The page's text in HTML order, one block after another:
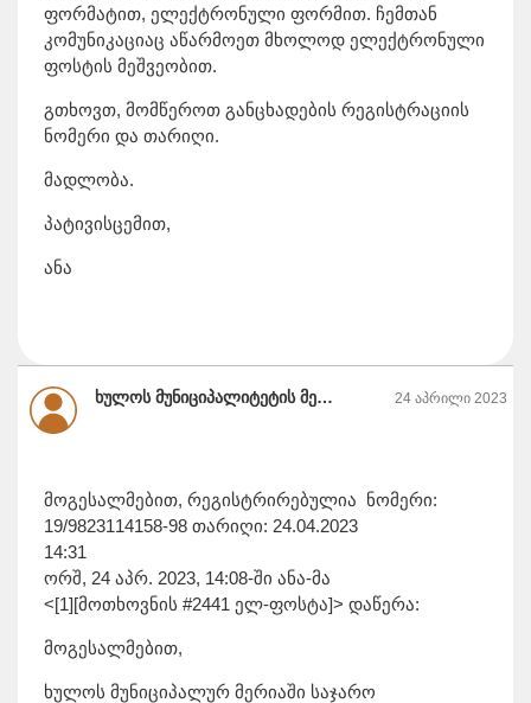
ფორმატით, ელექტრონული ფორმით. ჩემთან
კომუნიკაციაც აწარმოეთ მხოლოდ ელექტრონული
ფოსტის მეშვეობით.
გთხოვთ, მომწეროთ განცხადების რეგისტრაციის
ნომერი და თარიღი.
მადლობა.
პატივისცემით,
ანა
ხულოს მუნიციპალიტეტის მერია 24 აპრილი 2023
მოგესალმებით, რეგისტრირებულია ნომერი:
19/9823114158-98 თარიღი: 24.04.2023
14:31
ორშ, 24 აპრ. 2023, 14:08-ში ანა-მა
<[1][მოთხოვნის #2441 ელ-ფოსტა]> დაწერა:
მოგესალმებით,
ხულოს მუნიციპალურ მერიაში საჯარო